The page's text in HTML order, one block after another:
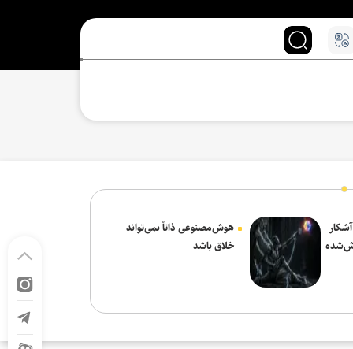
هوش‌مصنوعی ذاتاً نمی‌تواند
خلاق باشد